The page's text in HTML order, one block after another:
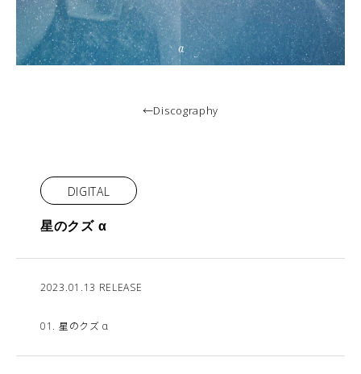
←Discography
DIGITAL
星のクズ α
2023.01.13 RELEASE
01. 星のクズ α